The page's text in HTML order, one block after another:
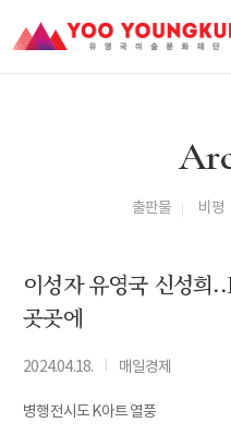
출판물 비평
이성자 유영국 신성희
곳곳에
2024.04.18. 매일경제
병행전시도 K아트 열풍